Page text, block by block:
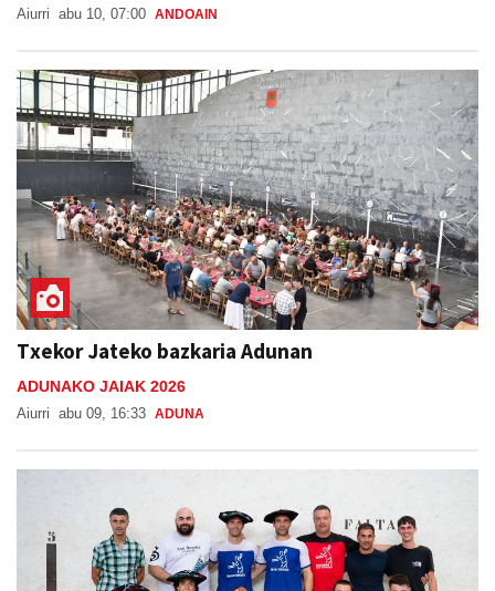
Aiurri abu 10, 07:00 ANDOAIN
Txekor Jateko bazkaria Adunan
ADUNAKO JAIAK 2026
Aiurri abu 09, 16:33 ADUNA